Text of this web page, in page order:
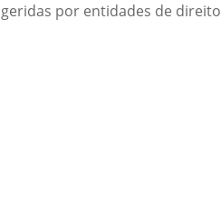
por entidades de direito